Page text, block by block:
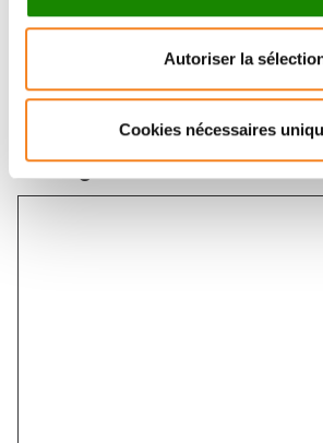
Autoriser la
Cookies nécessaires
Message*